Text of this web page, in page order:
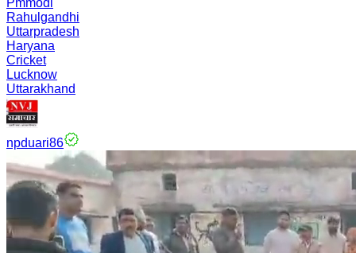
Pmmodi
Rahulgandhi
Uttarpradesh
Haryana
Cricket
Lucknow
Uttarakhand
npduari86